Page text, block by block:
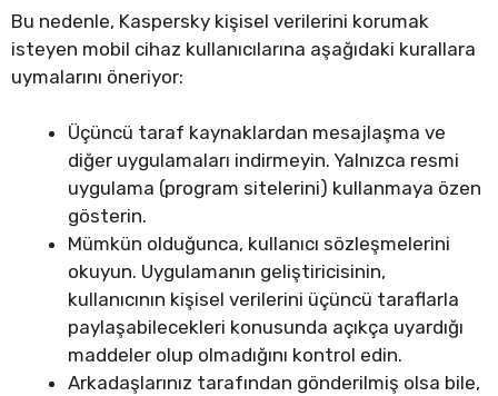
Bu nedenle, Kaspersky kişisel verilerini korumak
isteyen mobil cihaz kullanıcılarına aşağıdaki kurallara
uymalarını öneriyor:
Üçüncü taraf kaynaklardan mesajlaşma ve
diğer uygulamaları indirmeyin. Yalnızca resmi
uygulama (program sitelerini) kullanmaya özen
gösterin.
Mümkün olduğunca, kullanıcı sözleşmelerini
okuyun. Uygulamanın geliştiricisinin,
kullanıcının kişisel verilerini üçüncü taraflarla
paylaşabilecekleri konusunda açıkça uyardığı
maddeler olup olmadığını kontrol edin.
Arkadaşlarınız tarafından gönderilmiş olsa bile,